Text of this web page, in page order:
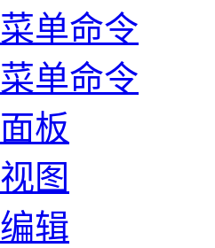
单命令
单命令
板
图
辑